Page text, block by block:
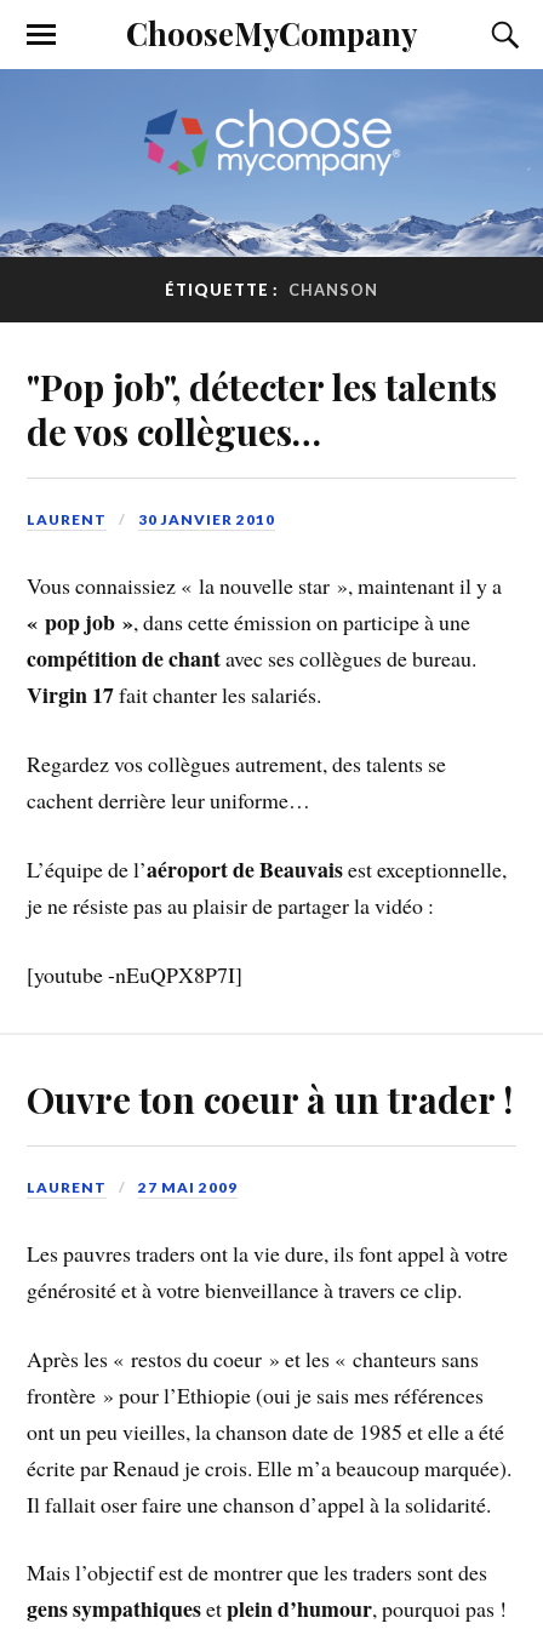
ChooseMyCompany
ÉTIQUETTE : CHANSON
"Pop job", détecter les talents
de vos collègues…
LAURENT 30 JANVIER 2010
Vous connaissiez « la nouvelle star », maintenant il y a
« pop job », dans cette émission on participe à une
compétition de chantavec ses collègues de bureau.
Virgin 17fait chanter les salariés.
Regardez vos collègues autrement, des talents se
cachent derrière leur uniforme…
L’équipe de l’aéroport de Beauvaisest exceptionnelle,
je ne résiste pas au plaisir de partager la vidéo :
[youtube -nEuQPX8P7I]
Ouvre ton coeur à un trader !
LAURENT 27 MAI 2009
Les pauvres traders ont la vie dure, ils font appel à votre
générosité et à votre bienveillance à travers ce clip.
Après les « restos du coeur » et les « chanteurs sans
frontère » pour l’Ethiopie (oui je sais mes références
ont un peu vieilles, la chanson date de 1985 et elle a été
écrite par Renaud je crois. Elle m’a beaucoup marquée).
Il fallait oser faire une chanson d’appel à la solidarité.
Mais l’objectif est de montrer que les traders sont des
gens sympathiquesetplein d’humour, pourquoi pas !